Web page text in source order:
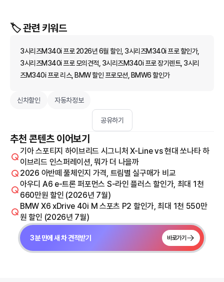
🏷️ 관련 키워드
3시리즈M340i 프로 2026년 6월 할인, 3시리즈M340i 프로 할인가,
3시리즈M340i 프로 모의견적, 3시리즈M340i 프로 장기렌트, 3시리
즈M340i 프로 리스, BMW 할인 프로모션, BMW6 할인가
신차할인 자동차정보
공유하기
추천 콘텐츠 이어보기
기아 스포티지 하이브리드 시그니처 X-Line vs 현대 쏘나타 하
이브리드 인스퍼레이션, 뭐가 더 나을까
2026 아반떼 풀체인지 가격, 트림별 실구매가 비교
아우디 A6 e-트론 퍼포먼스 S-라인 플러스 할인가, 최대 1천
660만원 할인 (2026년 7월)
BMW X6 xDrive 40i M 스포츠 P2 할인가, 최대 1천 550만
원 할인 (2026년 7월)
3분 만에 새 차 견적받기 바로가기